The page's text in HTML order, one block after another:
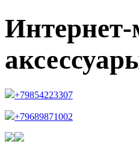
+79854223307
+79689871002